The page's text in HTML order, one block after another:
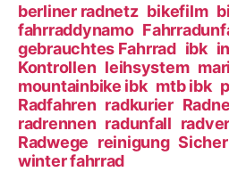
ö
r
t
e
r
berliner radnetz bikefilm
fahrraddynamo
gebrauchtes Fahrrad ibk
Kontrollen leihsystem
mountainbike ibk mtb ibk
Radfahren radkurier
radrennen radunfall
Radwege reinigung
winter fahrrad